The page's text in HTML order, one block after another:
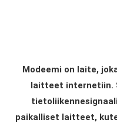
Modeemi on laite,
laitteet internetiin.
paikalliset laitteet,